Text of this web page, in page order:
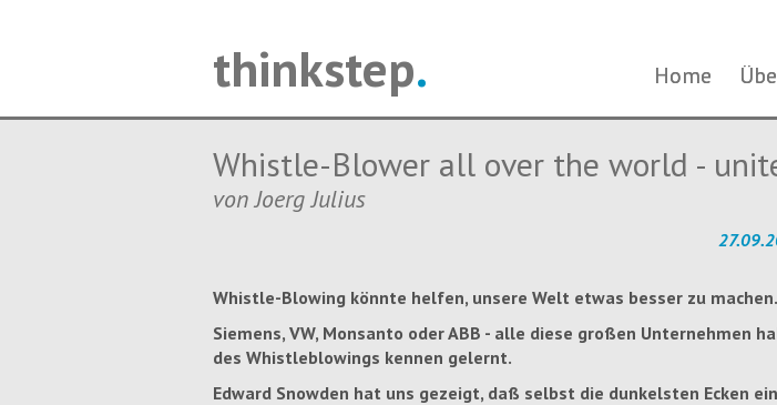
thinkstep.
Navigation
Home
Navigation
Home
Whistle-Blower all over the world -
von Joerg Julius
Whistle-Blowing könnte helfen, unsere Welt etwas besser zu machen.
Siemens, VW, Monsanto oder ABB - alle diese großen Unternehmen
des Whistleblowings kennen gelernt.
Edward Snowden hat uns gezeigt, daß selbst die dunkelsten Ecken